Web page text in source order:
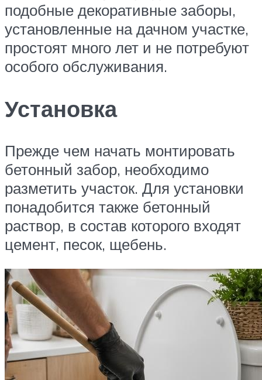
подобные декоративные заборы,
установленные на дачном участке,
простоят много лет и не потребуют
особого обслуживания.
Установка
Прежде чем начать монтировать
бетонный забор, необходимо
разметить участок. Для установки
понадобится также бетонный
раствор, в состав которого входят
цемент, песок, щебень.